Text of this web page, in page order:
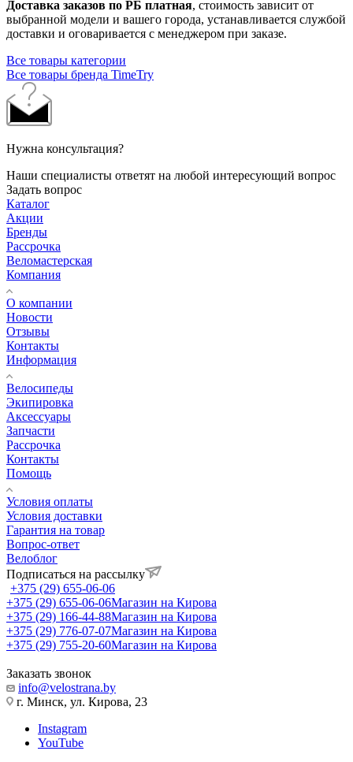
Доставка заказов по РБ платная, стоимость зависит от
выбранной модели и вашего города, устанавливается службой
доставки и оговаривается с менеджером при заказе.
Все товары категории
Все товары бренда TimeTry
Нужна консультация?
Наши специалисты ответят на любой интересующий вопрос
Задать вопрос
Каталог
Акции
Бренды
Рассрочка
Веломастерская
Компания
О компании
Новости
Отзывы
Контакты
Информация
Велосипеды
Экипировка
Аксессуары
Запчасти
Рассрочка
Контакты
Помощь
Условия оплаты
Условия доставки
Гарантия на товар
Вопрос-ответ
Велоблог
Подписаться на рассылку
+375 (29) 655-06-06
+375 (29) 655-06-06Магазин на Кирова
+375 (29) 166-44-88Магазин на Кирова
+375 (29) 776-07-07Магазин на Кирова
+375 (29) 755-20-60Магазин на Кирова
Заказать звонок
info@velostrana.by
г. Минск, ул. Кирова, 23
Instagram
YouTube